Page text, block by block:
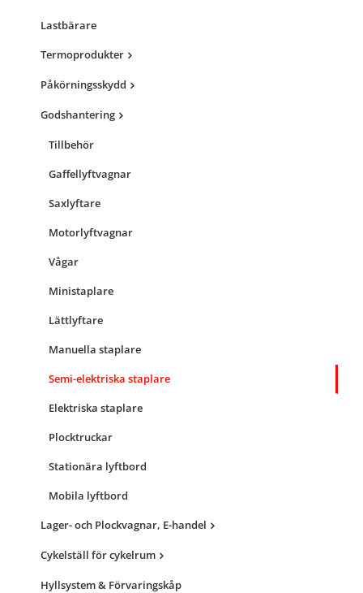
Lastbärare
Termoprodukter
Påkörningsskydd
Godshantering
Tillbehör
Gaffellyftvagnar
Saxlyftare
Motorlyftvagnar
Vågar
Ministaplare
Lättlyftare
Manuella staplare
Semi-elektriska staplare
Elektriska staplare
Plocktruckar
Stationära lyftbord
Mobila lyftbord
Lager- och Plockvagnar, E-handel
Cykelställ för cykelrum
Hyllsystem & Förvaringskåp